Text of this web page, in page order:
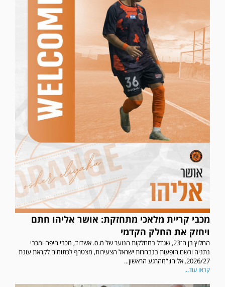
מכבי קריית מלאכי מתחזקת: אושר אליהו חתם
ויחזק את החלק הקדמי
החלוץ בן ה־23, שגדל במחלקות הנוער של מ.ס. אשדוד, מכבי חיפה ומכבי
נתניה ורשם הופעות בנבחרות ישראל הצעירות, מצטרף לכתומים לקראת עונת
2026/27. אליהו:“מהרגע הראשון...
קראו עוד...